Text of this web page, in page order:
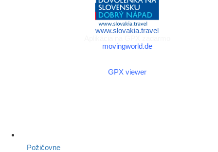
www.slovakia.travel
movingworld.de
GPX viewer
Požičovne